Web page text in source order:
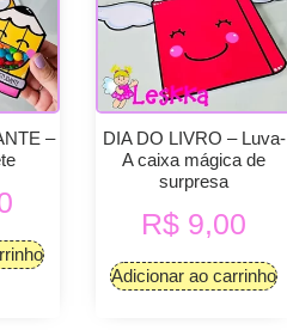
–
DIA DO LIVRO – Luva-
A caixa mágica de
surpresa
R$ 9,00
Adicionar ao carrinho